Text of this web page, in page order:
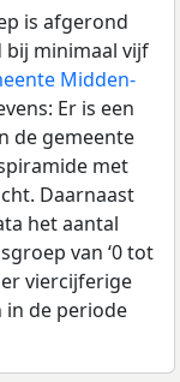
is afgerond
minimaal vijf
Midden-
Er is een
de gemeente
met
Daarnaast
het aantal
van ‘0 tot
viercijferige
in de periode